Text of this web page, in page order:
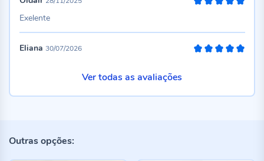
Exelente
Eliana 30/07/2026
Ver todas as avaliações
Outras opções: